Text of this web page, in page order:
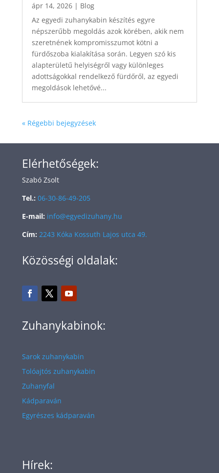
ápr 14, 2026| Blog
Az egyedi zuhanykabin készítés egyre
népszerűbb megoldás azok körében, akik nem
szeretnének kompromisszumot kötni a
fürdőszoba kialakítása során. Legyen szó kis
alapterületű helyiségről vagy különleges
adottságokkal rendelkező fürdőről, az egyedi
megoldások lehetővé...
« Régebbi bejegyzések
Elérhetőségek:
Szabó Zsolt
Tel.: 06-30-86-49-205
E-mail: info@egyedizuhany.hu
Cím: 2243 Kóka Kossuth Lajos utca 49.
Közösségi oldalak:
Zuhanykabinok:
Sarok zuhanykabin
Tolóajtós zuhanykabin
Zuhanyfal
Kádparaván
Egyrészes kádparaván
Hírek: